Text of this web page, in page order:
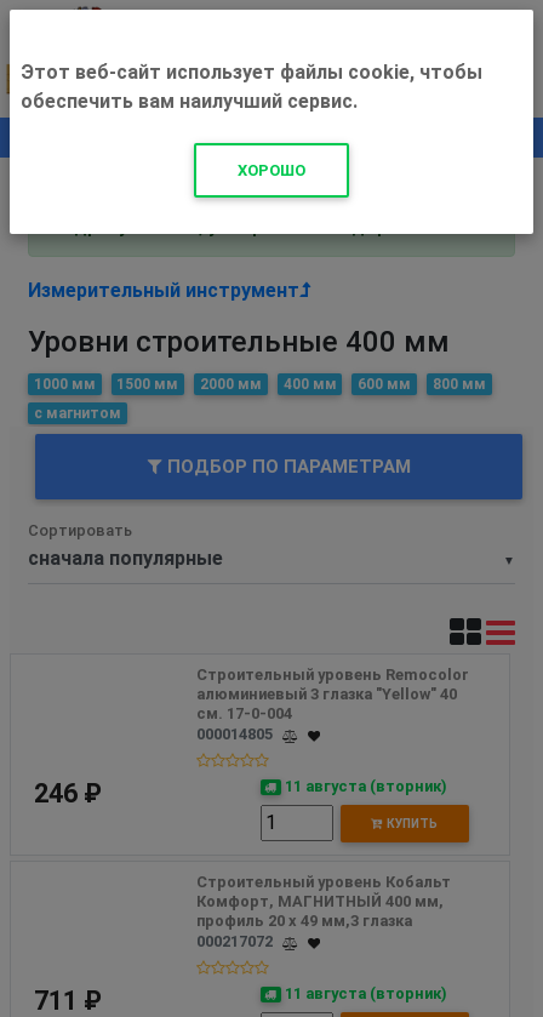
+500 ₽
Внимание! С 3 августа магазин работает по
Измерительный инструмент
Уровни строительные 400 мм
1000 мм 1500 мм 2000 мм 400 мм 600 мм
800 мм
с магнитом
ПОДБОР ПО ПАРАМЕТРАМ
▼
Сортировать
Строительный уровень Remocolor
алюминиевый 3 глазка "Yellow" 40
см. 17-0-004
000014805
246 ₽ 11 августа (вторник)
КУПИТЬ
Строительный уровень Кобальт
Комфорт, МАГНИТНЫЙ 400 мм,
профиль 20 x 49 мм,3 глазка
000217072
711 ₽ 11 августа (вторник)
Этот веб-сайт использует файлы cookie, чтобы
обеспечить вам наилучший сервис.
ХОРОШО